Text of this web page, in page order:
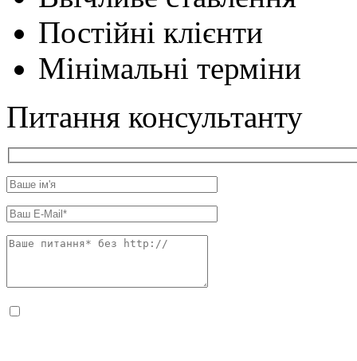
Постійні клієнти
Мінімальні терміни
Питання консультанту